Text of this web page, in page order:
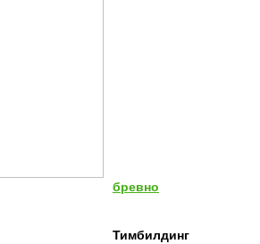
бревно
Тимбилдинг